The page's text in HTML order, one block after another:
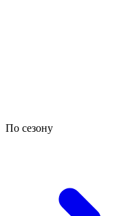
По сезону